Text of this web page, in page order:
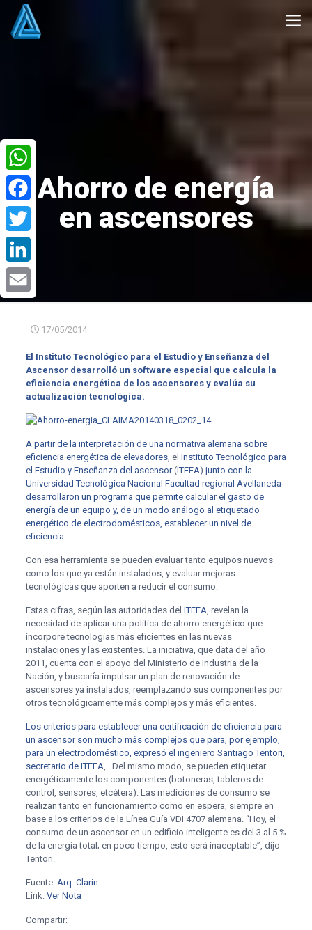
Ahorro de energía
en ascensores
17/05/2014
El Instituto Tecnológico para el Estudio y Enseñanza del
Ascensor desarrolló un software especial que calcula la
eficiencia energética de los ascensores y evalúa su
actualización tecnológica.
A partir de la interpretación de una normativa alemana sobre
eficiencia energética de elevadores, el Instituto Tecnológico para
el Estudio y Enseñanza del ascensor(ITEEA) junto con la
Universidad Tecnológica Nacional Facultad regional Avellaneda
desarrollaron un programa que permite calcular el gasto de
energía de un equipo y, de un modo análogo al etiquetado
energético de electrodomésticos, establecer un nivel de
eficiencia.
Con esa herramienta se pueden evaluar tanto equipos nuevos
como los que ya están instalados, y evaluar mejoras
tecnológicas que aporten a reducir el consumo.
Estas cifras, según las autoridades del ITEEA, revelan la
necesidad de aplicar una política de ahorro energético que
incorpore tecnologías más eficientes en las nuevas
instalaciones y las existentes. La iniciativa, que data del año
2011, cuenta con el apoyo del Ministerio de Industria de la
Nación, y buscaría impulsar un plan de renovación de
ascensores ya instalados, reemplazando sus componentes por
otros tecnológicamente más complejos y más eficientes.
Los criterios para establecer una certificación de eficiencia para
un ascensor son mucho más complejos que para, por ejemplo,
para un electrodoméstico, expresó el ingeniero Santiago Tentori,
secretario de ITEEA, . Del mismo modo, se pueden etiquetar
energéticamente los componentes (botoneras, tableros de
control, sensores, etcétera). Las mediciones de consumo se
realizan tanto en funcionamiento como en espera, siempre en
base a los criterios de la Línea Guía VDI 4707 alemana. “Hoy, el
consumo de un ascensor en un edificio inteligente es del 3 al 5 %
de la energía total; en poco tiempo, esto será inaceptable”, dijo
Tentori.
Fuente: Arq. Clarin
Link: Ver Nota
Compartir:
WhatsApp
Facebook
Twitter
LinkedIn
Email